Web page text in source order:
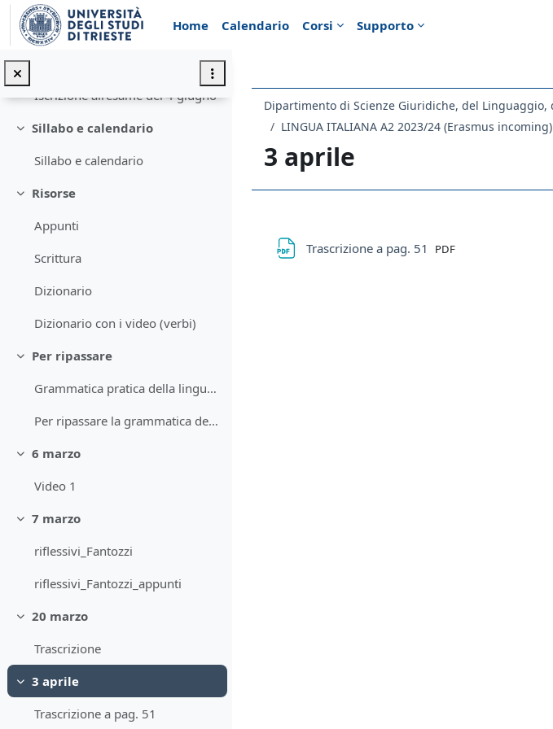
Vai al contenuto principale
Home
Calendario Corsi Supporto
Minimizza
Introduzione
Iscrizione all'esame del 4 giugno
Minimizza
Sillabo e calendario
Sillabo e calendario
Minimizza
Risorse
Appunti
Scrittura
Dizionario
Dizionario con i video (verbi)
Minimizza
Per ripassare
Grammatica pratica della lingua italiana : A1/B2. Regole, esercizi, test
Per ripassare la grammatica del livello A1
Minimizza
6 marzo
Video 1
Minimizza
7 marzo
riflessivi_Fantozzi
riflessivi_Fantozzi_appunti
Minimizza
20 marzo
Trascrizione
Minimizza
3 aprile
Trascrizione a pag. 51
LINGUA ITALIANA A2 2023/24 (Erasmus incoming)
3 aprile
Trascrizione a pag. 51 File
PDF